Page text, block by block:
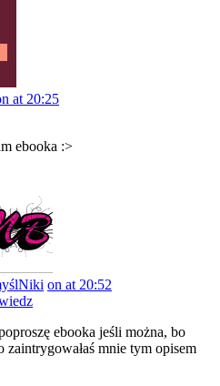
at 20:25
ebooka :>
on at 20:52
ebooka jeśli można, bo
zaintrygowałaś mnie tym opisem